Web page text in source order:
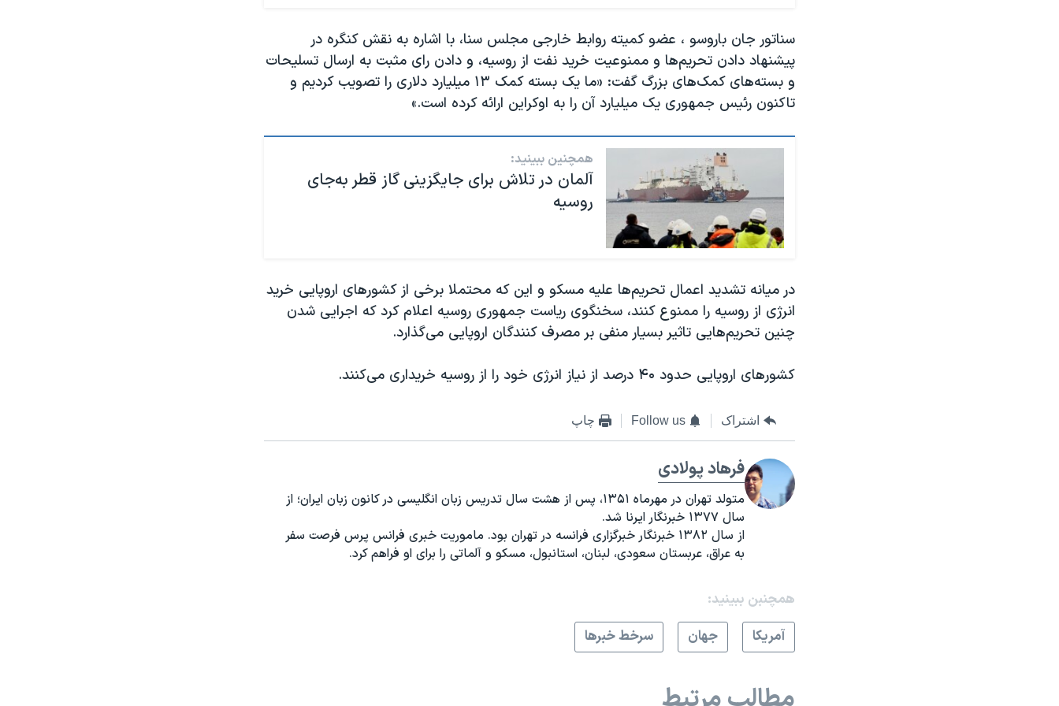
سناتور جان باروسو ، عضو کمیته روابط خارجی مجلس سنا، با اشاره به نقش کنگره در
پیشنهاد دادن تحریم‌ها و ممنوعیت خرید نفت از روسیه، و دادن رای مثبت به ارسال تسلیحات
و بسته‌های کمک‌های بزرگ گفت: «ما یک بسته کمک ۱۳ میلیارد دلاری را تصویب کردیم و
تاکنون رئیس جمهوری یک میلیارد آن را به اوکراین ارائه کرده است.»
همچنین ببینید:
آلمان در تلاش برای جایگزینی گاز قطر به‌جای
روسیه
در میانه تشدید اعمال تحریم‌ها علیه مسکو و این که محتملا برخی از کشورهای اروپایی خرید
انرژی از روسیه را ممنوع کنند، سخنگوی ریاست جمهوری روسیه اعلام کرد که اجرایی شدن
چنین تحریم‌هایی تاثیر بسیار منفی بر مصرف کنندگان اروپایی می‌گذارد.
کشورهای اروپایی حدود ۴۰ درصد از نیاز انرژی خود را از روسیه خریداری می‌کنند.
اشتراک Follow us چاپ
فرهاد پولادی
متولد تهران در مهرماه ۱۳۵۱، پس از هشت سال تدریس زبان انگلیسی در کانون زبان ایران؛ از
سال ۱۳۷۷ خبرنگار ایرنا شد.
از سال ۱۳۸۲ خبرنگار خبرگزاری فرانسه در تهران بود. ماموریت خبری فرانس پرس فرصت سفر
به عراق، عربستان سعودی، لبنان، استانبول، مسکو و آلماتی را برای او فراهم کرد.
همچنبن ببینید:
آمريکا
جهان سرخط خبرها